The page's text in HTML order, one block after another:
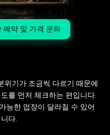
예약 및 가격 문의
위기가 조금씩 다르기 때문에
를 먼저 체크하는 편입니다.
능한 업장이 달라질 수 있어
다.